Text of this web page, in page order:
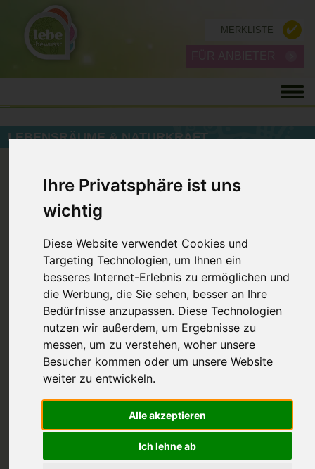
Ihre Privatsphäre ist uns
wichtig
Diese Website verwendet Cookies und
Targeting Technologien, um Ihnen ein
besseres Internet-Erlebnis zu ermöglichen und
die Werbung, die Sie sehen, besser an Ihre
Bedürfnisse anzupassen. Diese Technologien
nutzen wir außerdem, um Ergebnisse zu
messen, um zu verstehen, woher unsere
Besucher kommen oder um unsere Website
weiter zu entwickeln.
Alle akzeptieren
Ich lehne ab
MERKLISTE
LEBENSRÄUME & NATURKRAFT
Bernstein - Gold des
Nordens